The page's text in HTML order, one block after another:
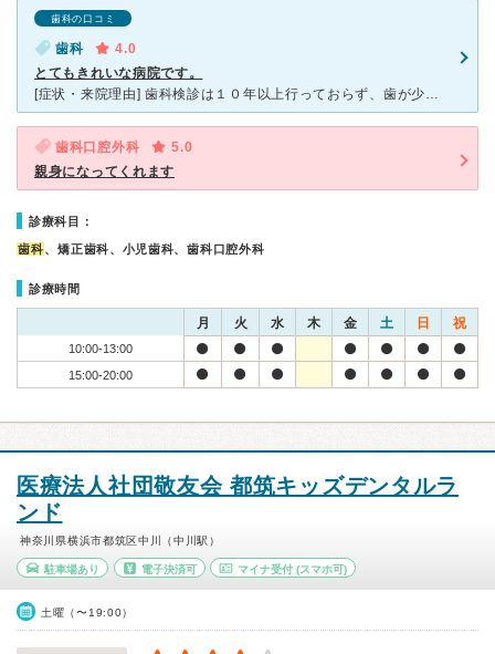
歯科の口コミ
歯科
4.0
とてもきれいな病院です。
[症状・来院理由] 歯科検診は１０年以上行っておらず、歯が少ししみるので、ショッピングの合間に、かみくら歯科に予約なしで行きました。 [医師の診断・治療法] １カ所だけ気になるところがあり、その
歯科口腔外科
5.0
親身になってくれます
診療科目：
歯科、矯正歯科、小児歯科、歯科口腔外科
診療時間
月 火 水 木 金 土 日 祝
10:00-13:00
15:00-20:00
医療法人社団敬友会 都筑キッズデンタルラ
ンド
神奈川県横浜市都筑区中川（中川駅）
駐車場あり 電子決済可 マイナ受付 (スマホ可)
土曜（〜19:00）